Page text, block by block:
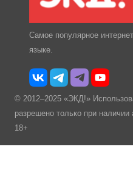
Самое популярное
языке.
© 2012–2025 «ЭКД!»
разрешено только при наличии
18+